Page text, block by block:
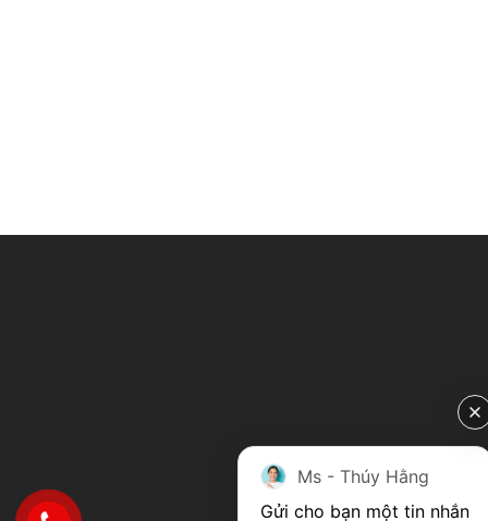
Ms - Thúy Hằng
Gửi cho bạn một tin nhắn